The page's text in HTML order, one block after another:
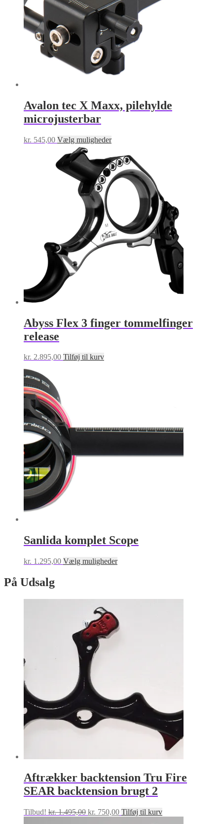
Avalon tec X Maxx, pilehylde
microjusterbar
kr. 545,00 Vælg mulighederDette
har
flere
varianter.
Mulighederne
varesiden
Abyss Flex 3 finger tommelfinger
release
kr. 2.895,00 Tilføj til kurv
Sanlida komplet Scope
kr. 1.295,00 Vælg mulighederDette
vælges
på
På Udsalg
Aftrækker backtension Tru Fire
SEAR backtension brugt 2
Tilbud! kr.1.495,00 Den
kr. 750,00Den
Tilføj til kurv